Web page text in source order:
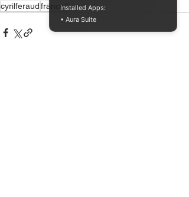
cyrilferaudfrance2Installed Apps:
• Aura Suite